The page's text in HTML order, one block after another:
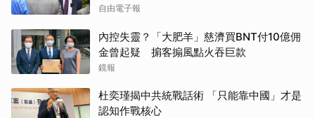
自由電子報
內控失靈？「大肥羊」慈濟買BNT付10億佣
金曾起疑 掮客搧風點火吞巨款
鏡報
杜奕瑾揭中共統戰話術 「只能靠中國」才是
認知作戰核心